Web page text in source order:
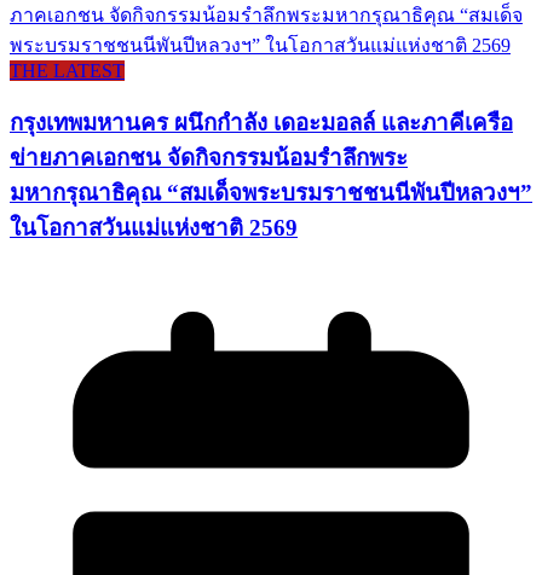
THE LATEST
กรุงเทพมหานคร ผนึกกำลัง เดอะมอลล์ และภาคีเครือ
ข่ายภาคเอกชน จัดกิจกรรมน้อมรำลึกพระ
มหากรุณาธิคุณ “สมเด็จพระบรมราชชนนีพันปีหลวงฯ”
ในโอกาสวันแม่แห่งชาติ 2569